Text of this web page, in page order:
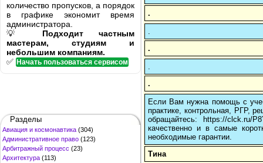
количество пропусков, а порядок
в графике экономит время
администратора.
💡 Подходит частным
мастерам, студиям и
небольшим компаниям.
✅ Начать пользоваться сервисом
Разделы
Авиация и космонавтика (304)
Административное право (123)
Арбитражный процесс (23)
Архитектура (113)
.
.
.
Если Вам нужна помощь с
практике, контрольная, РГР,
обращайтесь: https://clck.ru/
качественно и в самые
необходимые гарантии.
Тина